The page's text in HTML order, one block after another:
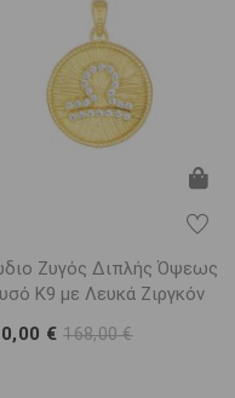
Ζυγός Διπλής Όψεως
K9 με Λευκά Ζιργκόν
€168,00 €